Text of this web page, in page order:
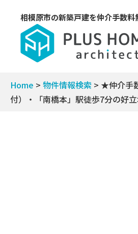
相模原市の新築戸建を仲介手数料
Home > 物件情報検索 > ★仲介手
付）・「南橋本」駅徒歩7分の好